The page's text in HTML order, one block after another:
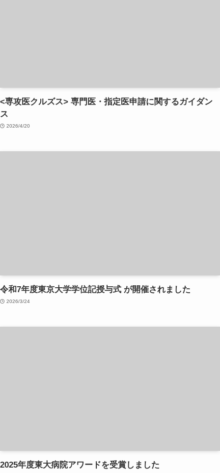
<専攻医クルズス> 専門医・指定医申請に関するガイダン
ス
2026/4/20
令和7年度東京大学学位記授与式 が開催されました
2026/3/24
2025年度東大病院アワードを受賞しました